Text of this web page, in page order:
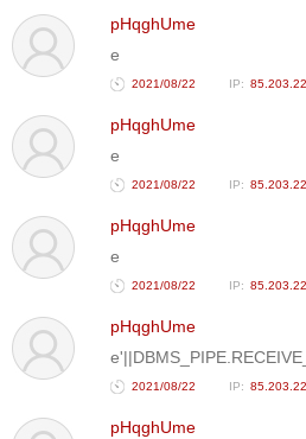
pHqghUme
e
2021/08/22
pHqghUme
e
2021/08/22
pHqghUme
e
2021/08/22
pHqghUme
2021/08/22
pHqghUme